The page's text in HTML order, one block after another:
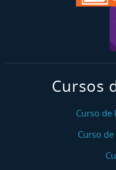
Cursos
Curso de
Curso